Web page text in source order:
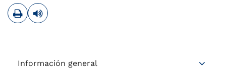
ImprimirLeer contenido
Información general